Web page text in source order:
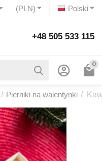
Polski
(PLN)
+48 505 533 115
0
/ Pierniki na walentynki /